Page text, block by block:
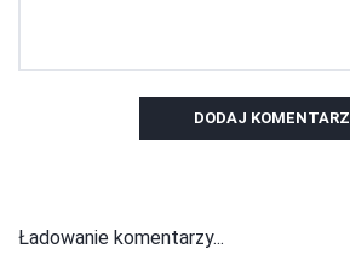
DODAJ KOMENTARZ
Ładowanie komentarzy...